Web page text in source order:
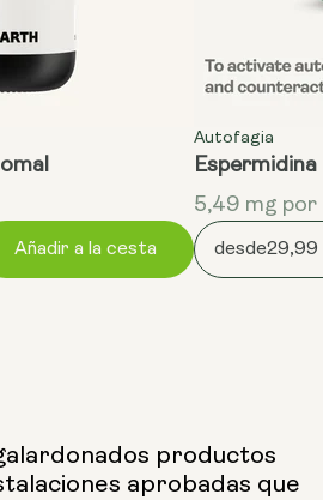
Añadir a la cesta
Autofagia
5,49 mg por
desde
productos
aprobadas que